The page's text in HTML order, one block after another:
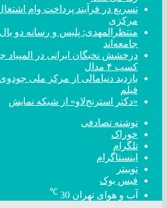
تسریع در فرآیند پرداخت وام
مرکزی
منتظرالمهدی: پلیس و رسانه دو
جامعه‌اند
درخشش نخبگان ایرانی در
کسب ۴ مدال
بازدید دنیامالی از مرکز ملی
فیلم
«دکتر استرنج‌لاو» از شبکه نمایش
نوشته تصادفی
خوراک
تلگرام
اینستاگرام
توییتر
فیس بوک
آب و هوای تهران 30
℃